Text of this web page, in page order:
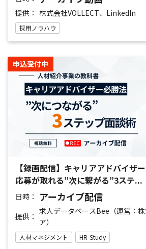
提供： 株式会社VOLLECT、LinkedIn
採用ノウハウ
申込受付中
【録画配信】キャリアアドバイザ
応募が取れる”次に繋がる”3ステ...
日時： アーカイブ配信
提供：
求人データベースBee（運営：
ア）
人材マネジメント HR-Study